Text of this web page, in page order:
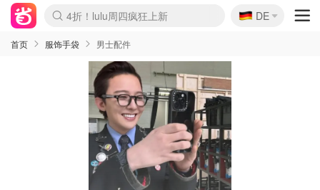
Boticinal 夏促开抢！
4折！lulu周四疯狂上新
还没结束！&OtherStories大促
Joybuy变相75折 随时失效
速领！Stanley独家85折
疑似霸哥！Camper额外叠85折
Zalando 奥莱闪促！每日更新
Moncler反季囤！5折起+叠9折
Coach Brooklyn仅€192
🇩🇪
DE
首页 服饰手袋 男士配件